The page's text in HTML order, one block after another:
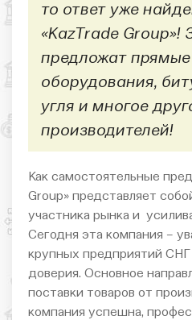
то ответ уже
«KazTrade Group»!
предложат прямые
оборудования,
угля и многое
производителей!
Как самостоятельные
Group» представляет
участника рынка и
Сегодня эта компания –
крупных предприятий
доверия. Основное
поставки товаров от
компания успешна,